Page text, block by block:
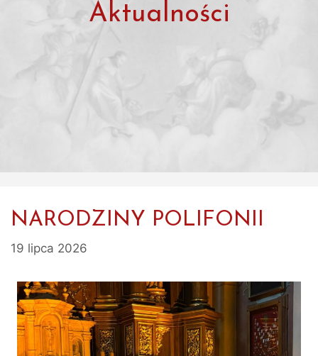
Aktualności
NARODZINY POLIFONII
19 lipca 2026